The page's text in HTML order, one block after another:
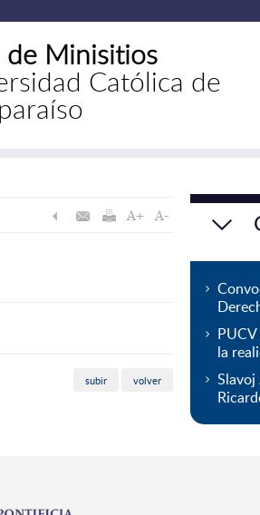
Minisitios
Católica de
subir volver
la